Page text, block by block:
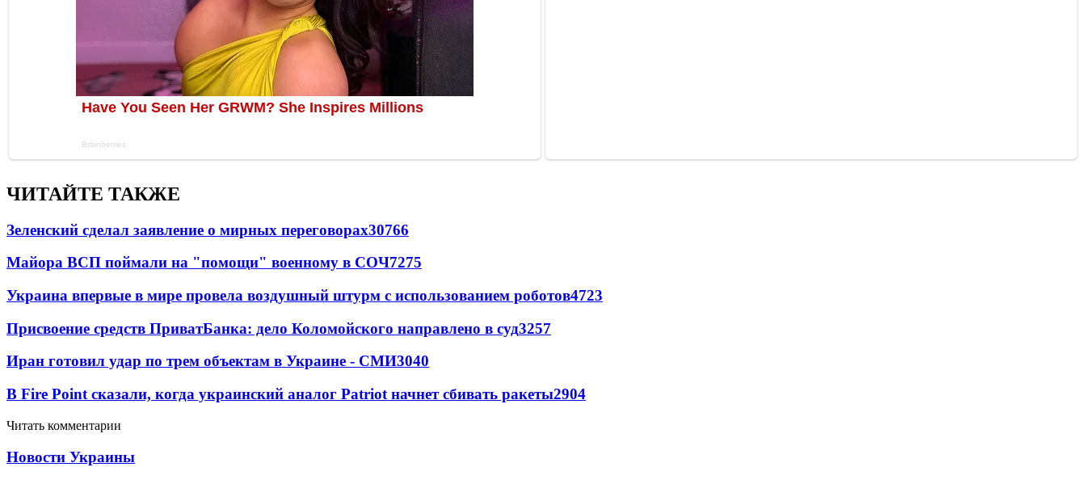
ЧИТАЙТЕ ТАКЖЕ
Зеленский сделал заявление о мирных переговорах30766
Майора ВСП поймали на "помощи" военному в СОЧ7275
Украина впервые в мире провела воздушный штурм с использованием роботов4723
Присвоение средств ПриватБанка: дело Коломойского направлено в суд3257
Иран готовил удар по трем объектам в Украине - СМИ3040
В Fire Point сказали, когда украинский аналог Patriot начнет сбивать ракеты2904
Читать комментарии
Новости Украины